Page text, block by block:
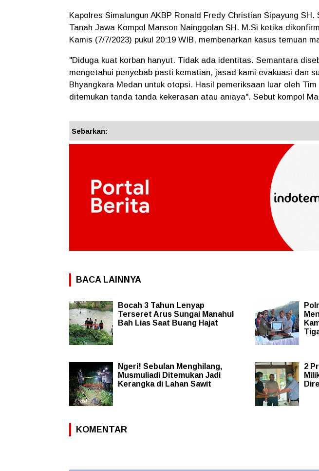
Kapolres Simalungun AKBP Ronald Fredy Christian Sipayung
Tanah Jawa Kompol Manson Nainggolan SH. M.Si ketika
Kamis (7/7/2023) pukul 20:19 WIB, membenarkan kasus temuan
"Diduga kuat korban hanyut. Tidak ada identitas. Semantara
mengetahui penyebab pasti kematian, jasad kami evakuasi dan
Bhyangkara Medan untuk otopsi. Hasil pemeriksaan luar oleh
ditemukan tanda tanda kekerasan atau aniaya". Sebut kompol
Sebarkan:
BACA LAINNYA
Bocah 3 Tahun Lenyap
Terseret Arus Sungai Manahul
Bah Lias Saat Buang Hajat
Ngeri! Sebulan Menghilang,
Musmuliadi Ditemukan Jadi
Kerangka di Lahan Sawit
2
KOMENTAR